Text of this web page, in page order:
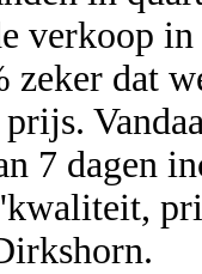
verkoop
zeker dat
7 dagen